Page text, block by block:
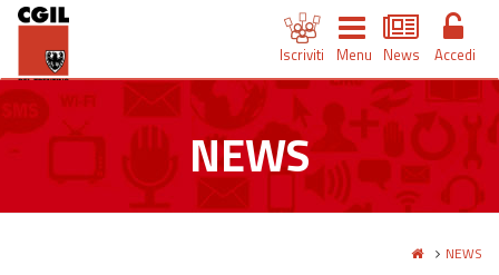
Iscriviti Menu News Accedi
NEWS
NEWS